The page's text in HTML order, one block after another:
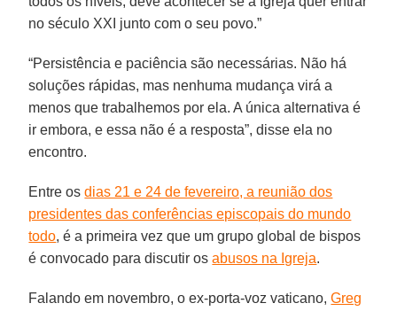
no século XXI junto com o seu povo.”
“Persistência e paciência são necessárias. Não há
soluções rápidas, mas nenhuma mudança virá a
menos que trabalhemos por ela. A única alternativa é
ir embora, e essa não é a resposta”, disse ela no
encontro.
Entre osdias 21 e 24 de fevereiro, a reunião dos
presidentes das conferências episcopais do mundo
todo, é a primeira vez que um grupo global de bispos
é convocado para discutir osabusos na Igreja.
Falando em novembro, o ex-porta-voz vaticano,Greg